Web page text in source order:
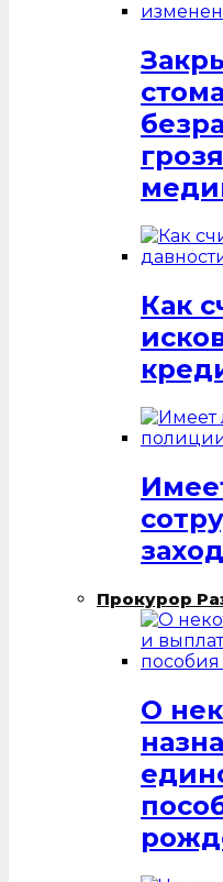
Как
Прокурор
О